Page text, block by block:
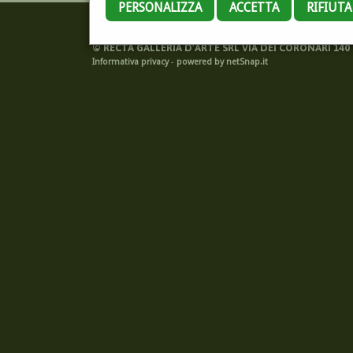
PERSONALIZZA ACCETTA
©RECTA GALLERIA D'ARTE SRL VIA DEI CORONARI
Informativa privacy- powered by netSnap.it